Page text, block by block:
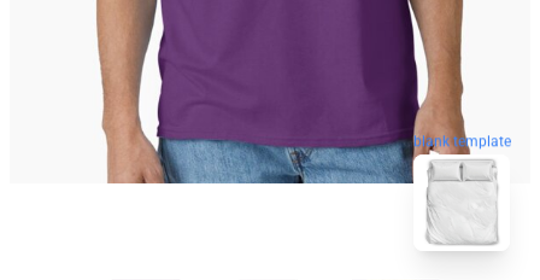
blank template